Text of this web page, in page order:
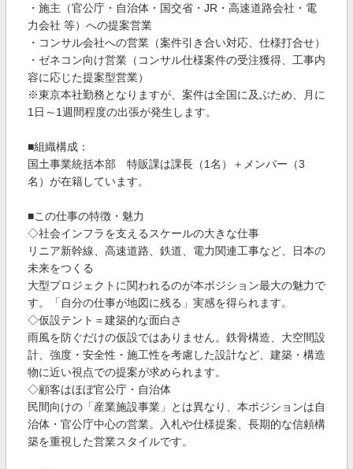
・施主（官公庁・自治体・国交省・JR・高速道路会社・電
力会社 等）への提案営業
・コンサル会社への営業（案件引き合い対応、仕様打合せ）
・ゼネコン向け営業（コンサル仕様案件の受注獲得、工事内
容に応じた提案型営業）
※東京本社勤務となりますが、案件は全国に及ぶため、月に
1日～1週間程度の出張が発生します。
■組織構成：
国土事業統括本部 特販課は課長（1名）＋メンバー（3
名）が在籍しています。
■この仕事の特徴・魅力
◇社会インフラを支えるスケールの大きな仕事
リニア新幹線、高速道路、鉄道、電力関連工事など、日本の
未来をつくる
大型プロジェクトに関われるのが本ポジション最大の魅力で
す。「自分の仕事が地図に残る」実感を得られます。
◇仮設テント＝建築的な面白さ
雨風を防ぐだけの仮設ではありません。鉄骨構造、大空間設
計、強度・安全性・施工性を考慮した設計など、建築・構造
物に近い視点での提案が求められます。
◇顧客はほぼ官公庁・自治体
民間向けの「産業施設事業」とは異なり、本ポジションは自
治体・官公庁中心の営業。入札や仕様提案、長期的な信頼構
築を重視した営業スタイルです。